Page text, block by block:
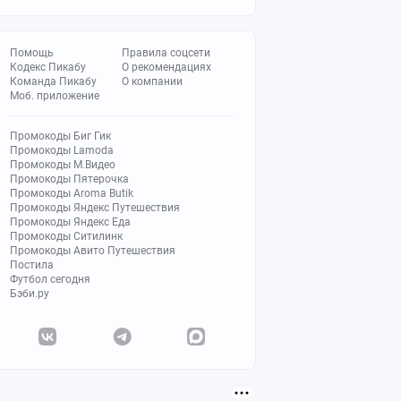
Помощь
Кодекс Пикабу
Команда Пикабу
Моб. приложение
Правила соцсети
О рекомендациях
О компании
Промокоды Биг Гик
Промокоды Lamoda
Промокоды М.Видео
Промокоды Пятерочка
Промокоды Aroma Butik
Промокоды Яндекс Путешествия
Промокоды Яндекс Еда
Промокоды Ситилинк
Промокоды Авито Путешествия
Постила
Футбол сегодня
Бэби.ру